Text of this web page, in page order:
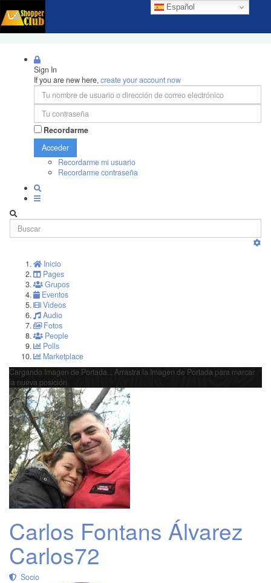
Español
Sign In
If you are new here,create your account now
Recordarme
Acceder
Recordarme mi usuario
Recordarme contraseña
Inicio
Pages
Grupos
Eventos
Videos
Audio
Fotos
People
Polls
Marketplace
Cargando Imagen de Portada...
Arrastra la Imagen de Portada para marcar
la nueva posición
Carlos Fontans Álvarez
Carlos72
Socio